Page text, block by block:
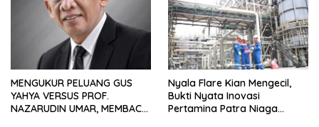
MENGUKUR PELUANG GUS
YAHYA VERSUS PROF.
NAZARUDIN UMAR, MEMBACA
Nyala Flare Kian Mengecil,
Bukti Nyata Inovasi
Pertamina Patra Niaga